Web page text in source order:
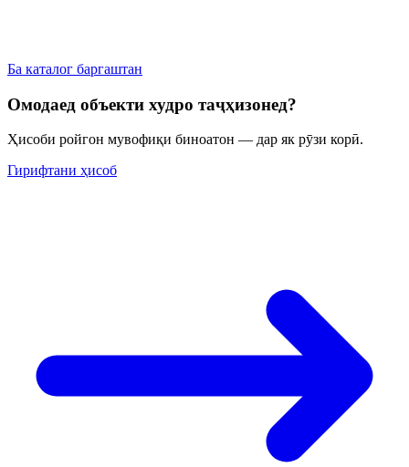
Ба каталог баргаштан
Омодаед объекти худро таҷҳизонед?
Ҳисоби ройгон мувофиқи биноатон — дар як рӯзи корӣ.
Гирифтани ҳисоб